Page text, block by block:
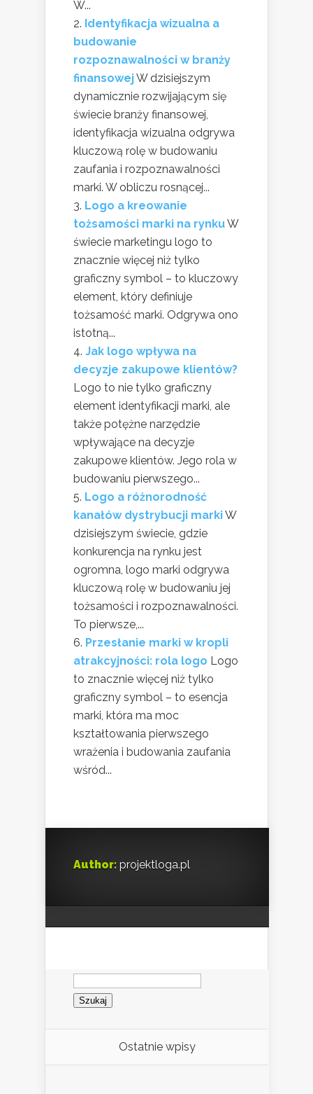
W...
Identyfikacja wizualna a
budowanie
rozpoznawalności w branży
finansowejW dzisiejszym
dynamicznie rozwijającym się
świecie branży finansowej,
identyfikacja wizualna odgrywa
kluczową rolę w budowaniu
zaufania i rozpoznawalności
marki. W obliczu rosnącej...
Logo a kreowanie
tożsamości marki na rynkuW
świecie marketingu logo to
znacznie więcej niż tylko
graficzny symbol – to kluczowy
element, który definiuje
tożsamość marki. Odgrywa ono
istotną...
Jak logo wpływa na
decyzje zakupowe klientów?
Logo to nie tylko graficzny
element identyfikacji marki, ale
także potężne narzędzie
wpływające na decyzje
zakupowe klientów. Jego rola w
budowaniu pierwszego...
Logo a różnorodność
kanałów dystrybucji markiW
dzisiejszym świecie, gdzie
konkurencja na rynku jest
ogromna, logo marki odgrywa
kluczową rolę w budowaniu jej
tożsamości i rozpoznawalności.
To pierwsze,...
Przesłanie marki w kropli
atrakcyjności: rola logo Logo
to znacznie więcej niż tylko
graficzny symbol – to esencja
marki, która ma moc
kształtowania pierwszego
wrażenia i budowania zaufania
wśród...
Author: projektloga.pl
Szukaj:
Ostatnie wpisy